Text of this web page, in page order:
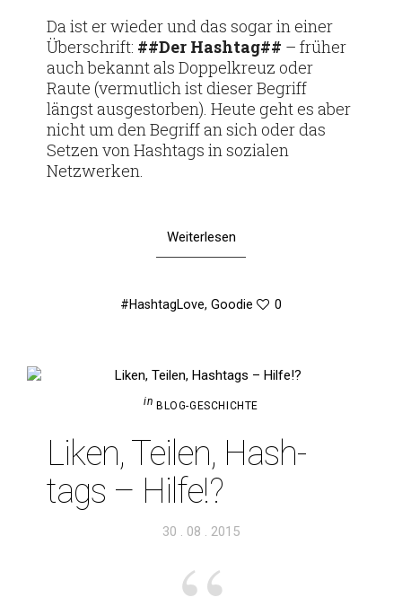
Da ist er wieder und das sogar in einer
Über­schrift: ##Der Hashtag## – früher
auch bekannt als Dop­pel­kreuz oder
Raute (ver­mut­lich ist dieser Begriff
längst aus­ge­storben). Heute geht es aber
nicht um den Begriff an sich oder das
Setzen von Hash­tags in sozialen
Netzwerken.
Weiterlesen
#HashtagLove, Goodie 0
in BLOG-GESCHICHTE
Liken, Teilen, Hash­
tags – Hilfe!?
Veröffentlicht
30 . 08 . 2015